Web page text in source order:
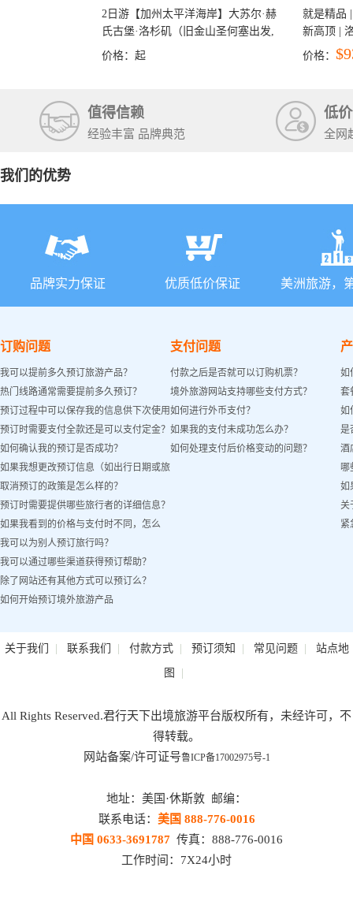
2日游【加州太平洋海岸】大苏尔·赫
氏古堡·洛杉矶（旧金山圣何塞出发,
洛杉矶结束）
价格： 起
就是精品
新高顶 |
彩穴+马
价格：
值得信赖
经验丰富 品牌典范
低
全网
我们的优势
品牌实力保证 优质低价保证 美洲旅游，
订购问题
我可以提前多久预订旅游产品？
热门线路通常需要提前多久预订？
预订过程中可以保存我的信息供下次使用
吗？
预订时需要支付全款还是可以支付定金？
如何确认我的预订是否成功？
如果我想更改预订信息（如出行日期或旅
客姓名）怎么办？
取消预订的政策是怎么样的？
预订时需要提供哪些旅行者的详细信息？
如果我看到的价格与支付时不同，怎么
办？
我可以为别人预订旅行吗？
我可以通过哪些渠道获得预订帮助？
除了网站还有其他方式可以预订么？
如何开始预订境外旅游产品
支付问题
付款之后是否就可以订购机票？
境外旅游网站支持哪些支付方式？
如何进行外币支付？
如果我的支付未成功怎么办？
如何处理支付后价格变动的问题？
如
套
如
是
酒
哪
如
关
紧
关于我们 | 联系我们 | 付款方式| 预订须知 | 常见问题| 站点地
图 |
All Rights Reserved.君行天下出境旅游平台版权所有，未经许可，不
得转载。
网站备案/许可证号鲁ICP备17002975号-1
地址：美国·休斯敦 邮编：
联系电话： 美国 888-776-0016
中国 0633-3691787 传真：888-776-0016
工作时间：7X24小时